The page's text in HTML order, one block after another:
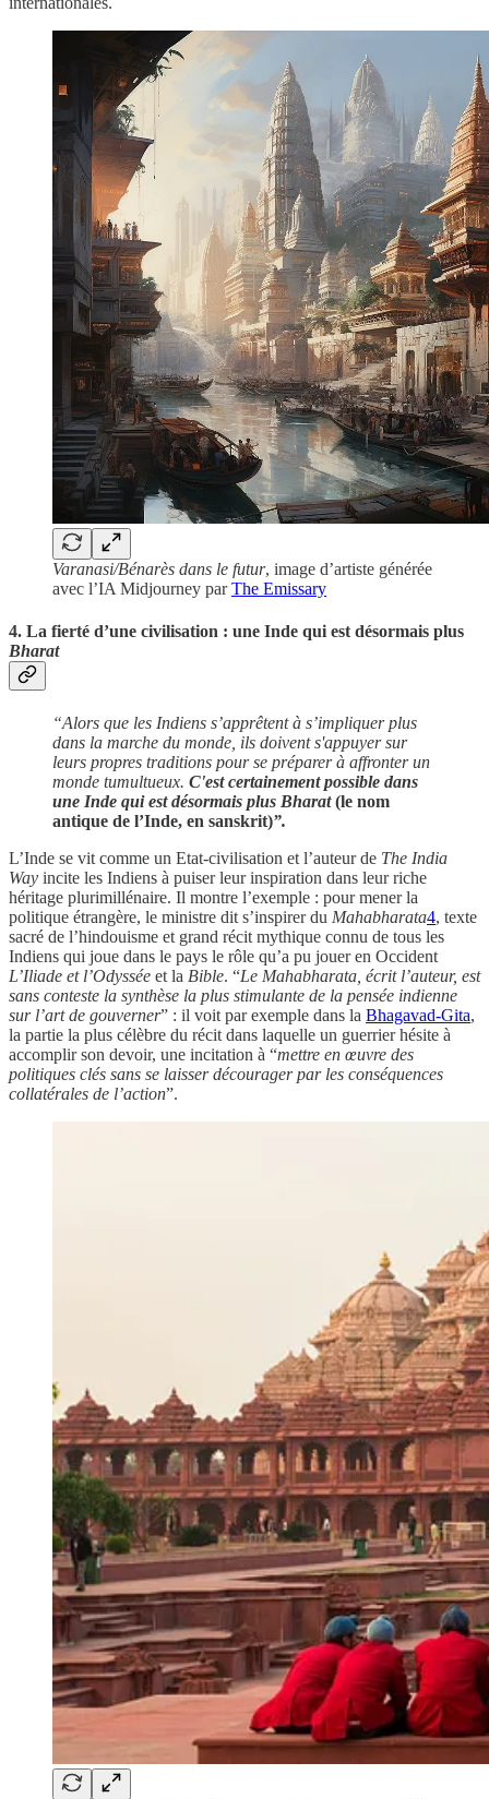
Varanasi/Bénarès dans le futur, image d’artiste générée
avec l’IA Midjourney parThe Emissary
4. La fierté d’une civilisation : une Inde qui est désormais plus
Bharat
“Alors que les Indiens s’apprêtent à s’impliquer plus
dans la marche du monde, ils doivent s'appuyer sur
leurs propres traditions pour se préparer à affronter un
monde tumultueux. C'est certainement possible dans
une Inde qui est désormais plus Bharat(le nom
antique de l’Inde, en sanskrit)”.
L’Inde se vit comme un Etat-civilisation et l’auteur de The India
Way incite les Indiens à puiser leur inspiration dans leur riche
héritage plurimillénaire. Il montre l’exemple : pour mener la
politique étrangère, le ministre dit s’inspirer du Mahabharata4, texte
sacré de l’hindouisme et grand récit mythique connu de tous les
Indiens qui joue dans le pays le rôle qu’a pu jouer en Occident
L’Iliade et l’Odyssée et la Bible. “Le Mahabharata, écrit l’auteur, est
sans conteste la synthèse la plus stimulante de la pensée indienne
sur l’art de gouverner” : il voit par exemple dans la Bhagavad-Gita,
la partie la plus célèbre du récit dans laquelle un guerrier hésite à
accomplir son devoir, une incitation à “mettre en œuvre des
politiques clés sans se laisser décourager par les conséquences
collatérales de l’action”.